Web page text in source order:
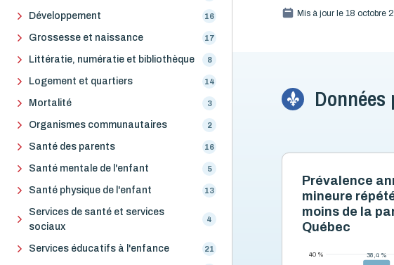
Développement 16
Grossesse et naissance 17
Littératie, numératie et bibliothèque 8
Logement et quartiers 14
Mortalité 3
Organismes communautaires 2
Santé des parents 16
Santé mentale de l'enfant 5
Santé physique de l'enfant 13
Services de santé et services
sociaux
4
Services éducatifs à l'enfance 21
Mis à jour le 18 octobre
Prévalence
mineure
moins de la
Québec
40 % 38,4 %
38,4 %